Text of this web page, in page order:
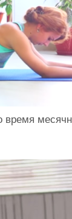
время